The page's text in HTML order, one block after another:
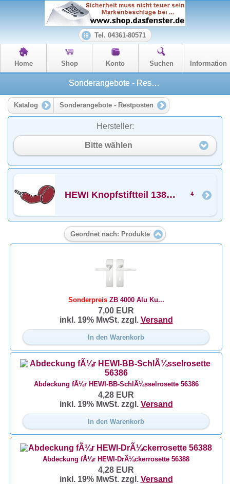
Tel. 04361-80571
Home Shop Konto Suchen Information
Sonderangebote - Restposten
Katalog Sonderangebote - Restposten
Hersteller:
Bitte wählen
HEWI Knopfstiftteil 138RFKST in F33 rubinrot 4
Geordnet nach: Produkte
SonderpreisZB 4000 Alu Ku...
7,00 EUR
inkl. 19% MwSt. zzgl. Versand
In den Warenkorb
Abdeckung fÃ¼r HEWI-BB-SchlÃ¼sselrosette 56386
4,28 EUR
inkl. 19% MwSt. zzgl. Versand
In den Warenkorb
Abdeckung fÃ¼r HEWI-DrÃ¼ckerrosette 56388
4,28 EUR
inkl. 19% MwSt. zzgl. Versand